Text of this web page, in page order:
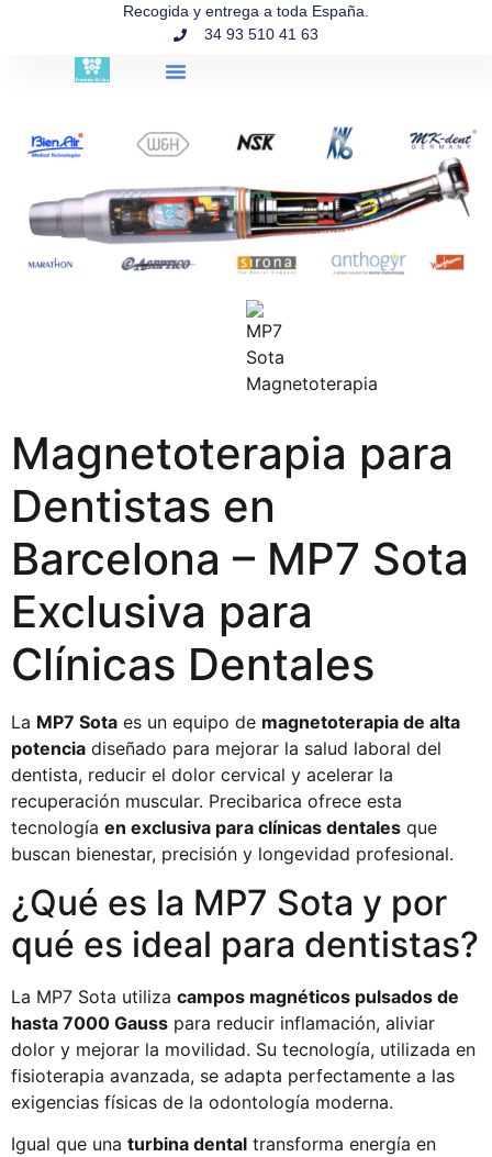
Recogida y entrega a toda España.
34 93 510 41 63
Magnetoterapia para
Dentistas en
Barcelona – MP7 Sota
Exclusiva para
Clínicas Dentales
La MP7 Sota es un equipo de magnetoterapia de alta
potencia diseñado para mejorar la salud laboral del
dentista, reducir el dolor cervical y acelerar la
recuperación muscular. Precibarica ofrece esta
tecnología en exclusiva para clínicas dentales que
buscan bienestar, precisión y longevidad profesional.
¿Qué es la MP7 Sota y por
qué es ideal para dentistas?
La MP7 Sota utiliza campos magnéticos pulsados de
hasta 7000 Gauss para reducir inflamación, aliviar
dolor y mejorar la movilidad. Su tecnología, utilizada en
fisioterapia avanzada, se adapta perfectamente a las
exigencias físicas de la odontología moderna.
Igual que una turbina dental transforma energía en